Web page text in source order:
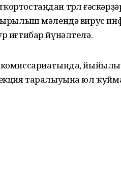
төрлө
мәлендә вирус
иғтибар йүнәлтелә.
таралыуына юл ҡуймау